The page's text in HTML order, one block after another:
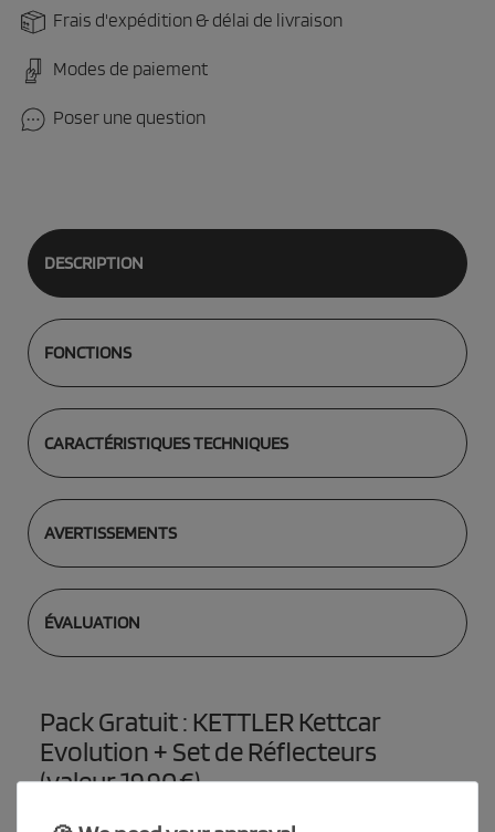
Frais d'expédition & délai de livraison
Modes de paiement
Poser une question
DESCRIPTION
FONCTIONS
CARACTÉRISTIQUES TECHNIQUES
AVERTISSEMENTS
ÉVALUATION
Pack Gratuit : KETTLER Kettcar
Evolution + Set de Réflecteurs
(valeur 19,90 €)